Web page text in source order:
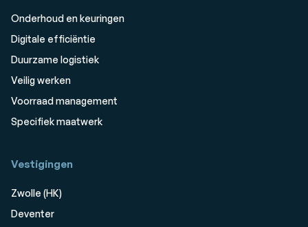
Onderhoud en keuringen
Digitale efficiëntie
Duurzame logistiek
Veilig werken
Voorraad management
Specifiek maatwerk
Vestigingen
Zwolle (HK)
Deventer